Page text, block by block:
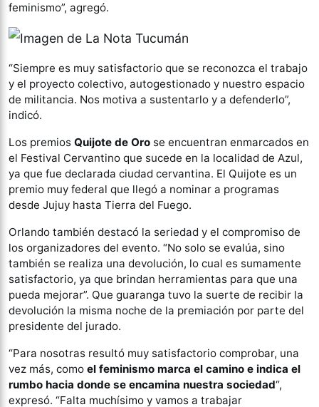
feminismo”, agregó.
“Siempre es muy satisfactorio que se reconozca el trabajo
y el proyecto colectivo, autogestionado y nuestro espacio
de militancia. Nos motiva a sustentarlo y a defenderlo”,
indicó.
Los premios Quijote de Oro se encuentran enmarcados en
el Festival Cervantino que sucede en la localidad de Azul,
ya que fue declarada ciudad cervantina. El Quijote es un
premio muy federal que llegó a nominar a programas
desde Jujuy hasta Tierra del Fuego.
Orlando también destacó la seriedad y el compromiso de
los organizadores del evento. “No solo se evalúa, sino
también se realiza una devolución, lo cual es sumamente
satisfactorio, ya que brindan herramientas para que una
pueda mejorar”. Que guaranga tuvo la suerte de recibir la
devolución la misma noche de la premiación por parte del
presidente del jurado.
“Para nosotras resultó muy satisfactorio comprobar, una
vez más, como el feminismo marca el camino e indica el
rumbo hacia donde se encamina nuestra sociedad“,
expresó. “Falta muchísimo y vamos a trabajar